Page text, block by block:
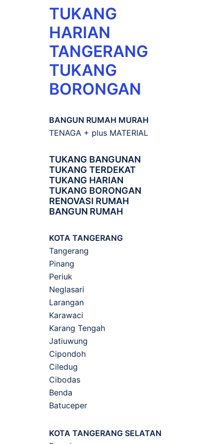
TUKANG
HARIAN
TANGERANG
TUKANG
BORONGAN
BANGUN RUMAH MURAH
TENAGA + plus MATERIAL
TUKANG BANGUNAN
TUKANG TERDEKAT
TUKANG HARIAN
TUKANG BORONGAN
RENOVASI RUMAH
BANGUN RUMAH
KOTA TANGERANG
Tangerang
Pinang
Periuk
Neglasari
Larangan
Karawaci
Karang Tengah
Jatiuwung
Cipondoh
Ciledug
Cibodas
Benda
Batuceper
KOTA TANGERANG SELATAN